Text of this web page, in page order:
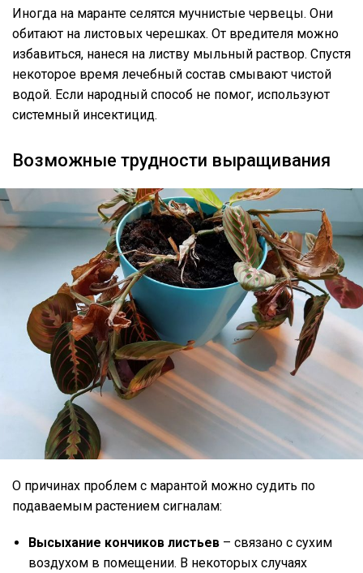
Иногда на маранте селятся мучнистые червецы. Они
обитают на листовых черешках. От вредителя можно
избавиться, нанеся на листву мыльный раствор. Спустя
некоторое время лечебный состав смывают чистой
водой. Если народный способ не помог, используют
системный инсектицид.
Возможные трудности выращивания
О причинах проблем с марантой можно судить по
подаваемым растением сигналам:
Высыхание кончиков листьев – связано с сухим
воздухом в помещении. В некоторых случаях